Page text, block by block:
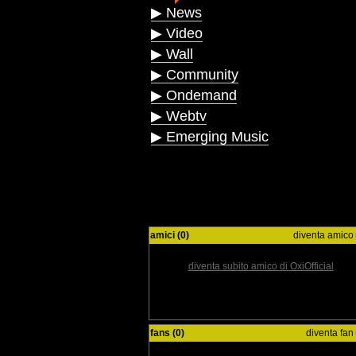
▶ News
▶ Video
▶ Wall
▶ Community
▶ Ondemand
▶ Webtv
▶ Emerging Music
amici (0) diventa amico
diventa subito amico di OxiOfficial
fans (0) diventa fan